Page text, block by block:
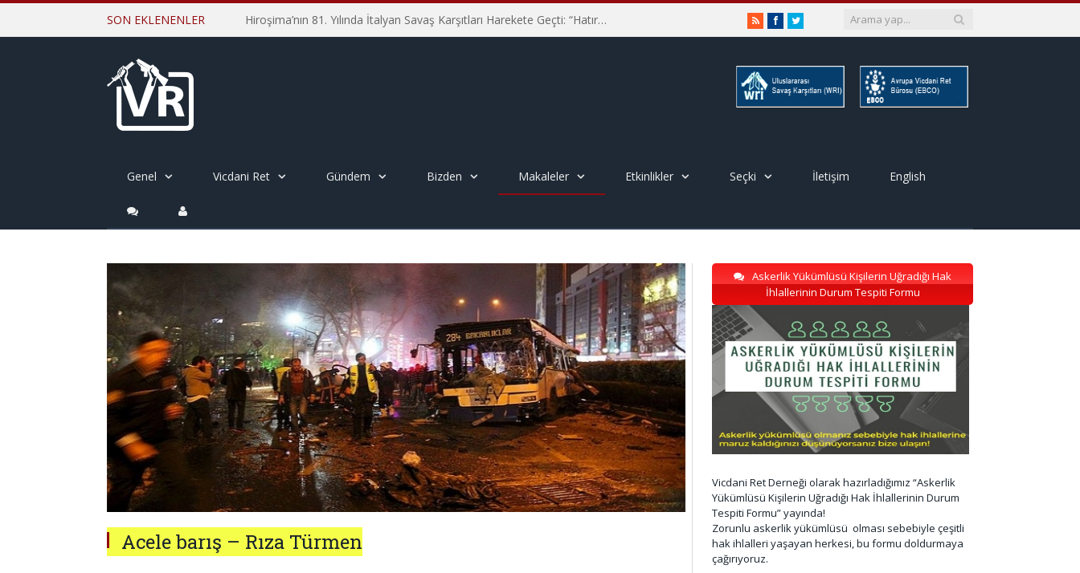
SON EKLENENLER Hiroşima’nın 81. Yılında İtalyan Savaş Karşıtları Harekete Geçti: “Hatırlamak yeterli değil” RSSFacebookTwitter
Genel Vicdani Ret Gündem Bizden Makaleler Etkinlikler Seçki İletişim English
Acele barış – Rıza Türmen
Askerlik Yükümlüsü Kişilerin Uğradığı Hak
İhlallerinin Durum Tespiti Formu
Vicdani Ret Derneği olarak hazırladığımız “Askerlik
Yükümlüsü Kişilerin Uğradığı Hak İhlallerinin Durum
Tespiti Formu” yayında!
Zorunlu askerlik yükümlüsü olması sebebiyle çeşitli
hak ihlalleri yaşayan herkesi, bu formu doldurmaya
çağırıyoruz.